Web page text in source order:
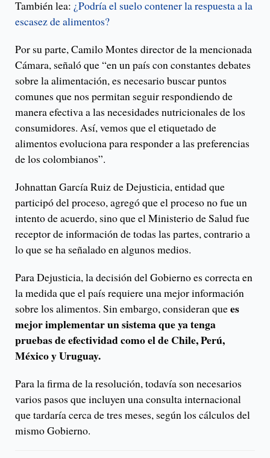
También lea: ¿Podría el suelo contener la respuesta a la
escasez de alimentos?
Por su parte, Camilo Montes director de la mencionada
Cámara, señaló que “en un país con constantes debates
sobre la alimentación, es necesario buscar puntos
comunes que nos permitan seguir respondiendo de
manera efectiva a las necesidades nutricionales de los
consumidores. Así, vemos que el etiquetado de
alimentos evoluciona para responder a las preferencias
de los colombianos”.
Johnattan García Ruiz de Dejusticia, entidad que
participó del proceso, agregó que el proceso no fue un
intento de acuerdo, sino que el Ministerio de Salud fue
receptor de información de todas las partes, contrario a
lo que se ha señalado en algunos medios.
Para Dejusticia, la decisión del Gobierno es correcta en
la medida que el país requiere una mejor información
sobre los alimentos. Sin embargo, consideran quees
mejor implementar un sistema que ya tenga
pruebas de efectividad como el de Chile, Perú,
México y Uruguay.
Para la firma de la resolución, todavía son necesarios
varios pasos que incluyen una consulta internacional
que tardaría cerca de tres meses, según los cálculos del
mismo Gobierno.